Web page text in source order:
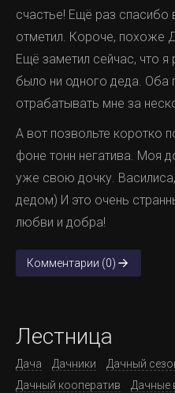
счастье! Ещё раз
отметил. Короче, похоже
Ещё заметил сейчас, что я
было ни одного деда. Оба
отрабатывать мне за
А вот позвольте коротко
фоне тонн негатива. Моя
уже свою дочку.
дедом) И это очень
любви и добра!
Комментарии (0)
Лестница
Дача Дачники Дачный
Дачный кооператив
Дачные